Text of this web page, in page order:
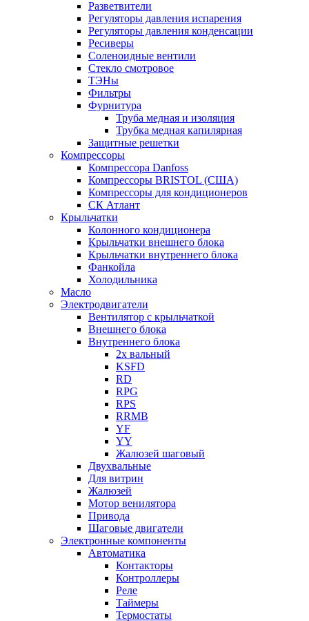
Разветвители
Регуляторы давления испарения
Регуляторы давления конденсации
Ресиверы
Соленоидные вентили
Стекло смотровое
ТЭНы
Фильтры
Фурнитура
Труба медная и изоляция
Трубка медная капилярная
Защитные решетки
Компрессоры
Компрессора Danfoss
Компрессоры BRISTOL (США)
Компрессоры для кондиционеров
СК Атлант
Крыльчатки
Колонного кондиционера
Крыльчатки внешнего блока
Крыльчатки внутреннего блока
Фанкойла
Холодильника
Масло
Электродвигатели
Вентилятор с крыльчаткой
Внешнего блока
Внутреннего блока
2х вальный
KSFD
RD
RPG
RPS
RRMB
YF
YY
Жалюзей шаговый
Двухвальные
Для витрин
Жалюзей
Мотор венилятора
Привода
Шаговые двигатели
Электронные компоненты
Автоматика
Контакторы
Контроллеры
Реле
Таймеры
Термостаты